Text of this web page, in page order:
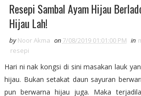
Resepi Sambal Ayam Hijau
Hijau Lah!
by Noor Akma on 7/08/2019 01:01:00 PM in
resepi
Hari ni nak kongsi di sini masakan lauk
hijau. Bukan setakat daun sayuran
pun berwarna hijau juga. Maka